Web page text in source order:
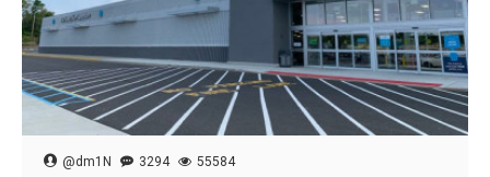
@dm1N 3294 55584